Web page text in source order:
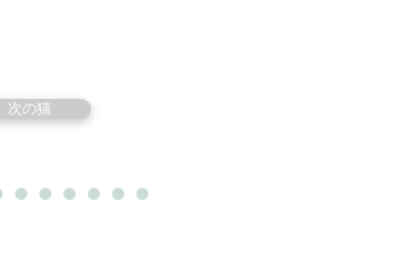
次の猫